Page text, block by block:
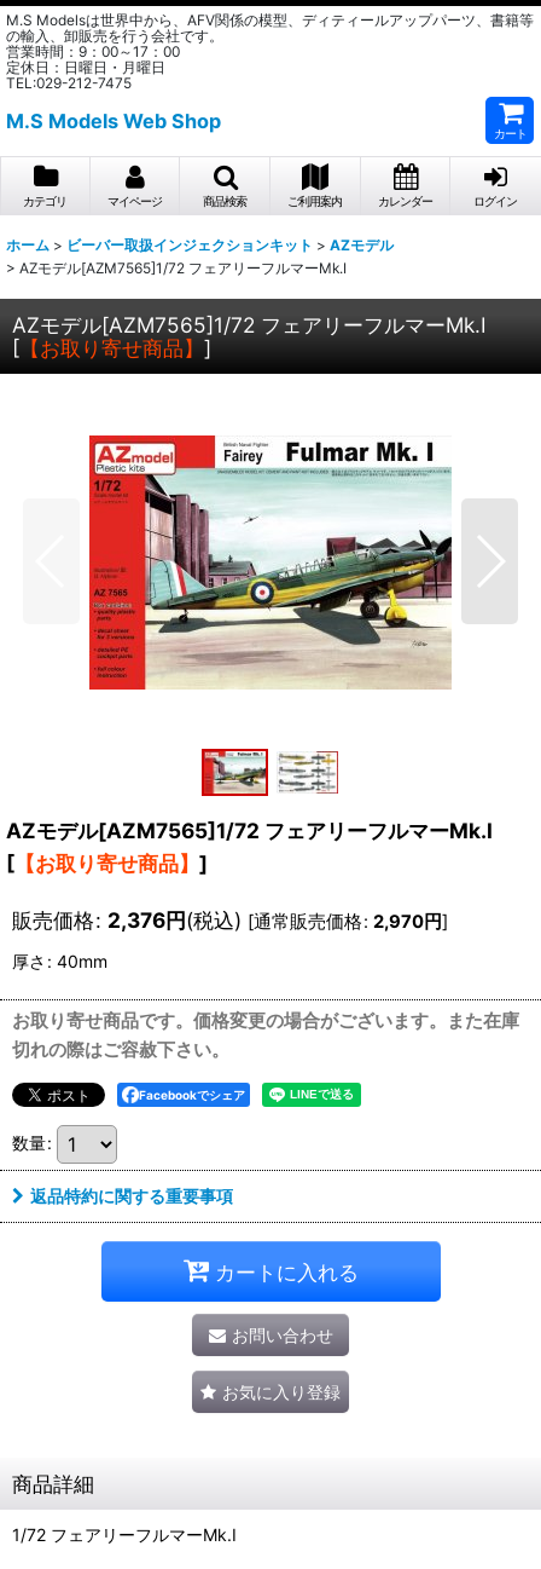
M.S Modelsは世界中から、AFV関係の模型、ディティールアップパーツ、書籍等
の輸入、卸販売を行う会社です。
営業時間：9：00～17：00
定休日：日曜日・月曜日
TEL:029-212-7475
M.S Models Web Shop
カート
カテゴリ マイページ 商品検索 ご利用案内 カレンダー ログイン
ホーム > ビーバー取扱インジェクションキット > AZモデル
> AZモデル[AZM7565]1/72 フェアリーフルマーMk.I
AZモデル[AZM7565]1/72 フェアリーフルマーMk.I
[ 【お取り寄せ商品】 ]
AZモデル[AZM7565]1/72 フェアリーフルマーMk.I
[ 【お取り寄せ商品】 ]
販売価格: 2,376円(税込) [通常販売価格: 2,970円]
厚さ : 40mm
お取り寄せ商品です。価格変更の場合がございます。また在庫
切れの際はご容赦下さい。
Facebookでシェア
数量:
返品特約に関する重要事項
カートに入れる
お問い合わせ
お気に入り登録
商品詳細
1/72 フェアリーフルマーMk.I